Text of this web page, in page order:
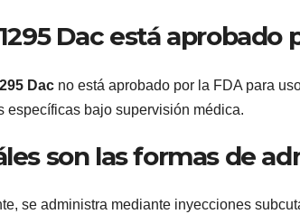
1295 Dac está aprobado
Dac no está aprobado por la FDA para
específicas bajo supervisión médica.
son las formas de
se administra mediante inyecciones